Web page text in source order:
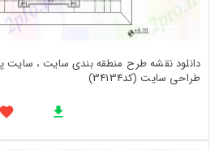
دانلود نقشه طرح منطقه بندی سایت ، سایت
طراحی سایت (کد34134)